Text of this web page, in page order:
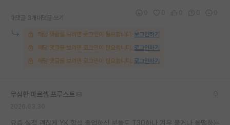
대댓글 3개 대댓글 쓰기
해당 댓글을 보려면 로그인이 필요합니다. 로그인하기
해당 댓글을 보려면 로그인이 필요합니다. 로그인하기
해당 댓글을 보려면 로그인이 필요합니다. 로그인하기
무심한 마르셀 프루스트
요즘 실적 괜찮게 YK 학석 졸업하신 분들도 T30하나 겨우 붙거나 올떨하는